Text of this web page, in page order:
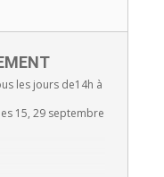
les jours de14h à
15, 29 septembre